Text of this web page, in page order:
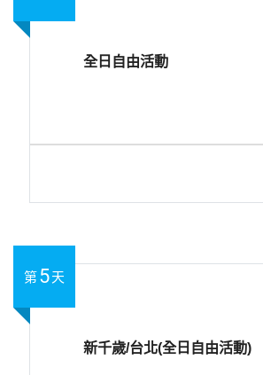
全日自由活動
第5天
新千歲/台北(全日自由活動)